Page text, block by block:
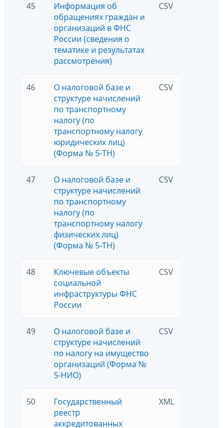
45
Информация об
обращениях граждан и
организаций в ФНС
России (сведения о
тематике и результатах
рассмотрения)
CSV
46
О налоговой базе и
структуре начислений
по транспортному
налогу (по
транспортному налогу
юридических лиц)
(Форма № 5-ТН)
CSV
47
О налоговой базе и
структуре начислений
по транспортному
налогу (по
транспортному налогу
физических лиц)
(Форма № 5-ТН)
CSV
48
Ключевые объекты
социальной
инфраструктуры ФНС
России
CSV
49
О налоговой базе и
структуре начислений
по налогу на имущество
организаций (Форма №
5-НИО)
CSV
50
Государственный
реестр
аккредитованных
XML